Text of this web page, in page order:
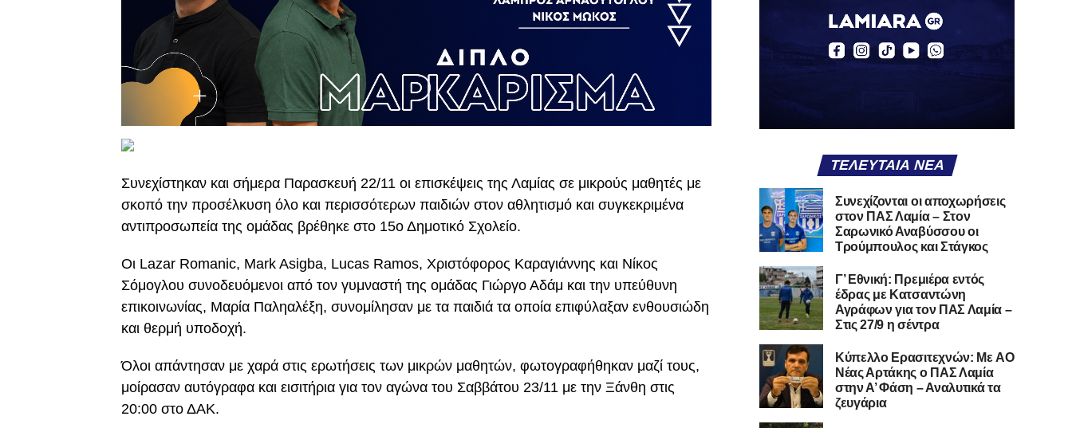
Συνεχίστηκαν και σήμερα Παρασκευή 22/11 οι επισκέψεις της Λαμίας σε μικρούς μαθητές με
σκοπό την προσέλκυση όλο και περισσότερων παιδιών στον αθλητισμό και συγκεκριμένα
αντιπροσωπεία της ομάδας βρέθηκε στο 15ο Δημοτικό Σχολείο.
Οι Lazar Romanic, Mark Asigba, Lucas Ramos, Χριστόφορος Καραγιάννης και Νίκος
Σόμογλου συνοδευόμενοι από τον γυμναστή της ομάδας Γιώργο Αδάμ και την υπεύθυνη
επικοινωνίας, Μαρία Παληαλέξη, συνομίλησαν με τα παιδιά τα οποία επιφύλαξαν ενθουσιώδη
και θερμή υποδοχή.
Όλοι απάντησαν με χαρά στις ερωτήσεις των μικρών μαθητών, φωτογραφήθηκαν μαζί τους,
μοίρασαν αυτόγραφα και εισιτήρια για τον αγώνα του Σαββάτου 23/11 με την Ξάνθη στις
20:00 στο ΔΑΚ.
ΤΕΛΕΥΤΑΊΑ ΝΈΑ
Συνεχίζονται οι αποχωρήσεις
στον ΠΑΣ Λαμία – Στον
Σαρωνικό Αναβύσσου οι
Τρούμπουλος και Στάγκος
Γ’ Εθνική: Πρεμιέρα εντός
έδρας με Κατσαντώνη
Αγράφων για τον ΠΑΣ Λαμία –
Στις 27/9 η σέντρα
Kύπελλο Ερασιτεχνών: Με AO
Nέας Αρτάκης ο ΠΑΣ Λαμία
στην Α’ Φάση – Αναλυτικά τα
ζευγάρια